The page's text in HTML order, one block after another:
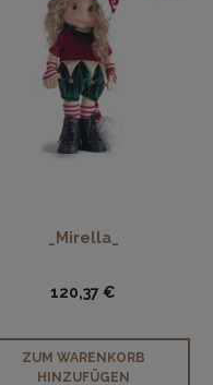
_Mirella_
120,37 €
ZUM WARENKORB
HINZUFÜGEN